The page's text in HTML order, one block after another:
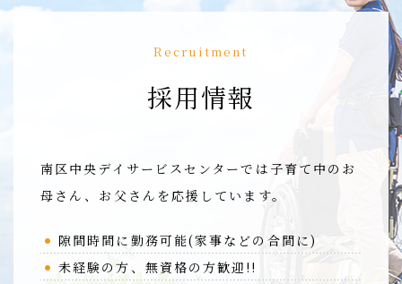
Recruitment
採用情報
南区中央デイサービスセンターでは子育て中の お
母さん、お父さんを応援しています。
隙間時間に勤務可能(家事などの合間に)
未経験の方、無資格の方歓迎!!